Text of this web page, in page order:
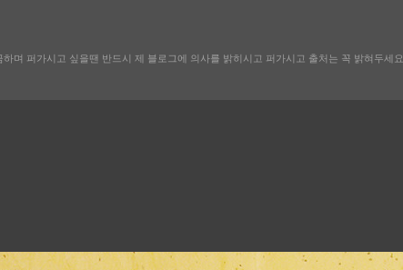
며 퍼가시고 싶을땐 반드시 제 블로그에 의사를 밝히시고 퍼가시고 출처는 꼭 밝혀두세요.